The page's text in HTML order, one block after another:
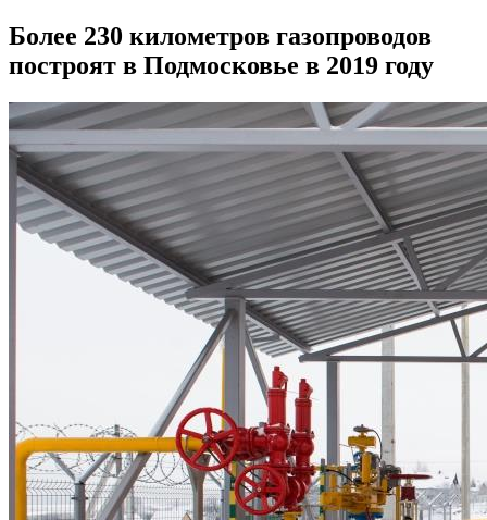
Более 230 километров газопроводов
построят в Подмосковье в 2019 году